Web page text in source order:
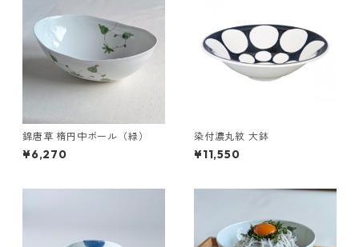
錦唐草 楕円中ボール（緑）
¥6,270
染付濃丸紋 大鉢
¥11,550